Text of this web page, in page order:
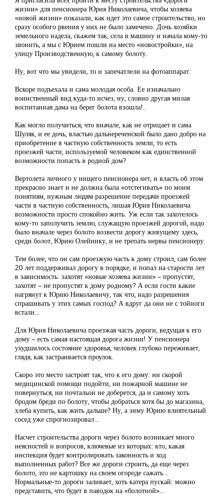
жизни» для пенсионера Юрия Николаевича, чтобы хозяева
«новой жизни» показали, как идет это самое строительство, но
сразу особого рвения у них не было замечено. Дочь хозяйки
земельного надела, скажем так, села в машину и начала кому-то
звонить, а мы с Юрием пошли на место «новостройки», на
улицу Производственную, к самому болоту.
Ну, вот что мы увидели, то и запечатлели на фотоаппарат.
Вскоре подъехала и сама молодая особа. Ее изначально
воинственный вид куда-то исчез, ну, словно другая милая
воспитанная дама на берег болота взошла!..
Как могло получиться, что вначале, как не отрицает и сама
Шуляк, и ее дочь, властью дальнереченской было дано добро на
приобретение в частную собственность земли, то есть
проезжей части, используемой человеком как единственной
возможности попасть в родной дом?
Вертолета личного у нищего пенсионера нет, и власть об этом
прекрасно знает и не должна была «отстегивать» по моим
понятиям, нужным людям разрешение передачи проезжей
части в частную собственность, лишая Юрия Николаевича
возможности просто спокойно жить. Уж если так захотелось
кому-то заполучить землю, служащую проезжей дорогой, надо
было вначале через болото возвести дорогу живущему здесь,
среди болот, Юрию Олейнику, и не трепать нервы пенсионеру.
Тем более, что он сам проезжую часть к дому строил, сам более
20 лет поддерживал дорогу в порядке, и попал на старости лет
в зависимость: захотят «новые хозяева жизни» – пропустят,
захотят – не пропустят к дому родному? А если гости какие
нагрянут к Юрию Николаевичу, так что, надо разрешения
спрашивать у этих самых господ? А вдруг да они не с тойноги
встали…
Для Юрия Николаевича проезжая часть дороги, ведущая к его
дому – есть самая настоящая дорога жизни! У пенсионера
ухудшилось состояние здоровья, человек глубоко переживает,
глядя, как застраивается проулок.
Скоро это место застроят так, что к его дому: ни скорой
медицинской помощи подойти, ни пожарной машине не
повернуться, ни почтальон не доберется, да и самому хоть
бродом бреди по болоту, чтобы добраться хотя бы до магазина,
хлеба купить, как жить дальше? Ну, а зиму Юрию влиятельный
сосед уже спрогнозировал…
Насчет строительства дороги через болото возникает много
неясностей и вопросов, ключевые из которых: кто, какая
инспекция будет контролировать законность и ход
выполненных работ? Все же дороги строить, да еще через
болото, это не картошку на своем огороде сажать…
Нормальные-то дороги заливает, хоть катера пускай: можно
представить, что будет в паводок на «болотной»…